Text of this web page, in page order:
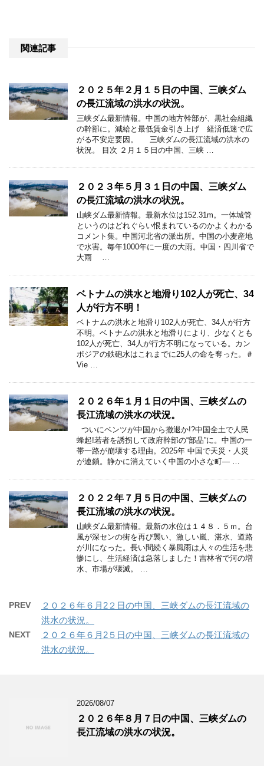
関連記事
２０２５年２月１５日の中国、三峡ダム
の長江流域の洪水の状況。
三峡ダム最新情報。中国の地方幹部が、黒社会組織
の幹部に。減給と最低賃金引き上げ 経済低迷で広
がる不安定要因。 三峡ダムの長江流域の洪水の
状況。 目次 ２月１５日の中国、三峡 …
２０２３年５月３１日の中国、三峡ダム
の長江流域の洪水の状況。
山峡ダム最新情報。最新水位は152.31m。一体城管
というのはどれぐらい恨まれているのかよくわかる
コメント集。中国河北省の派出所。中国の小麦産地
で水害。毎年1000年に一度の大雨。中国・四川省で
大雨 …
ベトナムの洪水と地滑り102人が死亡、34
人が行方不明！
ベトナムの洪水と地滑り102人が死亡、34人が行方
不明。ベトナムの洪水と地滑りにより、少なくとも
102人が死亡、34人が行方不明になっている。カン
ボジアの鉄砲水はこれまでに25人の命を奪った。＃
Vie …
２０２６年１月１日の中国、三峡ダムの
長江流域の洪水の状況。
ついにベンツが中国から撤退か!?中国全土で人民
蜂起!若者を誘拐して政府幹部の“部品”に。中国の一
帯一路が崩壊する理由。2025年 中国で天災・人災
が連鎖。静かに消えていく中国の小さな町― …
２０２２年７月５日の中国、三峡ダムの
長江流域の洪水の状況。
山峡ダム最新情報。最新の水位は１４８．５ｍ。台
風が深センの街を再び襲い、激しい嵐、湛水、道路
が川になった。長い間続く暴風雨は人々の生活を悲
惨にし、生活経済は急落しました！吉林省で河の増
水、市場が壊滅。 …
PREV
２０２６年６月2２日の中国、三峡ダムの長江流域の
洪水の状況。
NEXT
２０２６年６月2５日の中国、三峡ダムの長江流域の
洪水の状況。
2026/08/07
２０２６年８月７日の中国、三峡ダムの
長江流域の洪水の状況。